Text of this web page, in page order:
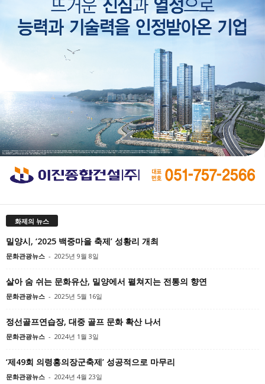
화제의 뉴스
밀양시, ‘2025 백중마을 축제’ 성황리 개최
문화관광뉴스 - 2025년 9월 8일
살아 숨 쉬는 문화유산, 밀양에서 펼쳐지는 전통의 향연
문화관광뉴스 - 2025년 5월 16일
정선골프연습장, 대중 골프 문화 확산 나서
문화관광뉴스 - 2024년 1월 3일
‘제49회 의령홍의장군축제’ 성공적으로 마무리
문화관광뉴스 - 2024년 4월 23일